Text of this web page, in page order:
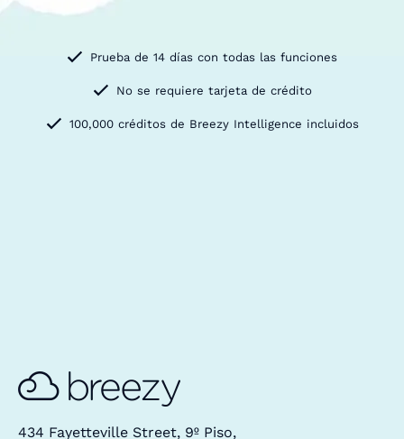
Prueba de 14 días con todas las funciones
No se requiere tarjeta de crédito
100,000 créditos de Breezy Intelligence incluidos
434 Fayetteville Street, 9º Piso,